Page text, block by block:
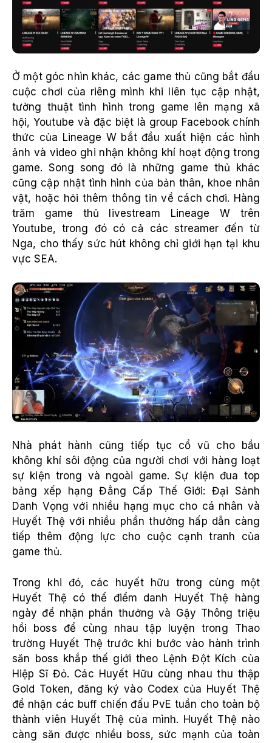
Ở một góc nhìn khác, các game thủ cũng bắt đầu
cuộc chơi của riêng mình khi liên tục cập nhật,
tường thuật tình hình trong game lên mạng xã
hội, Youtube và đặc biệt là group Facebook chính
thức của Lineage W bắt đầu xuất hiện các hình
ảnh và video ghi nhận không khí hoạt động trong
game. Song song đó là những game thủ khác
cũng cập nhật tình hình của bản thân, khoe nhân
vật, hoặc hỏi thêm thông tin về cách chơi. Hàng
trăm game thủ livestream Lineage W trên
Youtube, trong đó có cả các streamer đến từ
Nga, cho thấy sức hút không chỉ giới hạn tại khu
vực SEA.
Nhà phát hành cũng tiếp tục cổ vũ cho bầu
không khí sôi động của người chơi với hàng loạt
sự kiện trong và ngoài game. Sự kiện đua top
bảng xếp hạng Đẳng Cấp Thế Giới: Đại Sảnh
Danh Vọng với nhiều hạng mục cho cá nhân và
Huyết Thệ với nhiều phần thưởng hấp dẫn càng
tiếp thêm động lực cho cuộc cạnh tranh của
game thủ.
Trong khi đó, các huyết hữu trong cùng một
Huyết Thệ có thể điểm danh Huyết Thệ hàng
ngày để nhận phần thưởng và Gậy Thông triệu
hồi boss để cùng nhau tập luyện trong Thao
trường Huyết Thệ trước khi bước vào hành trình
săn boss khắp thế giới theo Lệnh Đột Kích của
Hiệp Sĩ Đỏ. Các Huyết Hữu cùng nhau thu thập
Gold Token, đăng ký vào Codex của Huyết Thệ
để nhận các buff chiến đấu PvE tuần cho toàn bộ
thành viên Huyết Thệ của mình. Huyết Thệ nào
càng săn được nhiều boss, sức mạnh của toàn